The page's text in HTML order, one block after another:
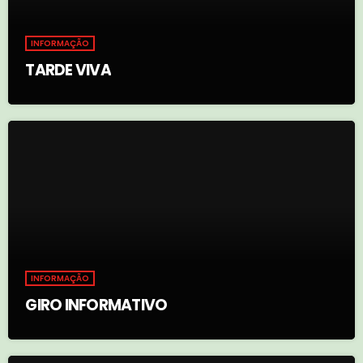
INFORMAÇÃO
TARDE VIVA
INFORMAÇÃO
GIRO INFORMATIVO